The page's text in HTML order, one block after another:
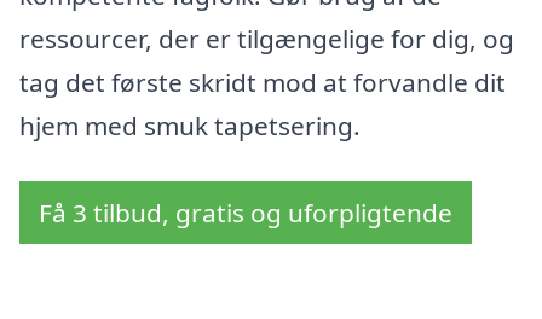
ressourcer, der er tilgængelige for dig, og
tag det første skridt mod at forvandle dit
hjem med smuk tapetsering.
Få 3 tilbud, gratis og uforpligtende